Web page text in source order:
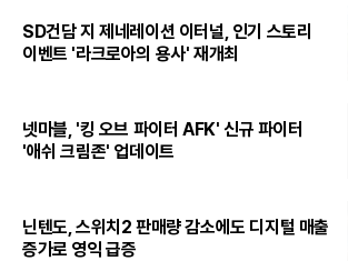
SD건담 지 제네레이션 이터널, 인기 스토리
이벤트 '라크로아의 용사' 재개최
넷마블, '킹 오브 파이터 AFK' 신규 파이터
'애쉬 크림존' 업데이트
닌텐도, 스위치2 판매량 감소에도 디지털 매출
증가로 영익 급증